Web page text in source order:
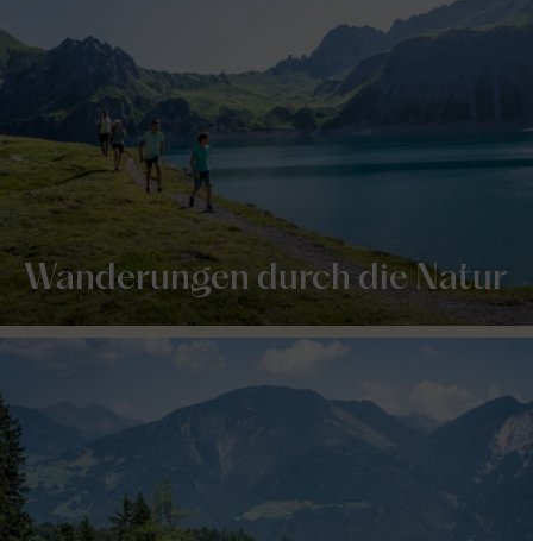
Wanderungen durch die Natur